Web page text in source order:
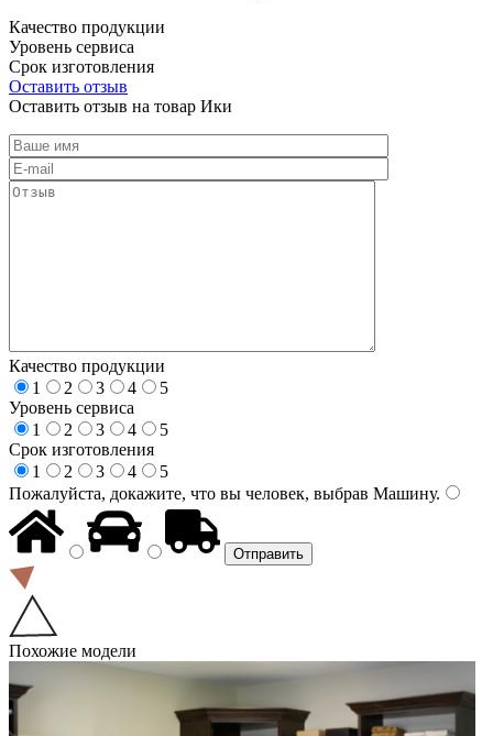
Качество продукции
Уровень сервиса
Срок изготовления
Оставить отзыв
Оставить отзыв на товар Ики
Качество продукции
1
2 3 4
5
Уровень сервиса
1
2 3 4
5
Срок изготовления
1
2 3 4
5
Пожалуйста, докажите, что вы человек, выбрав Машину.
Похожие модели